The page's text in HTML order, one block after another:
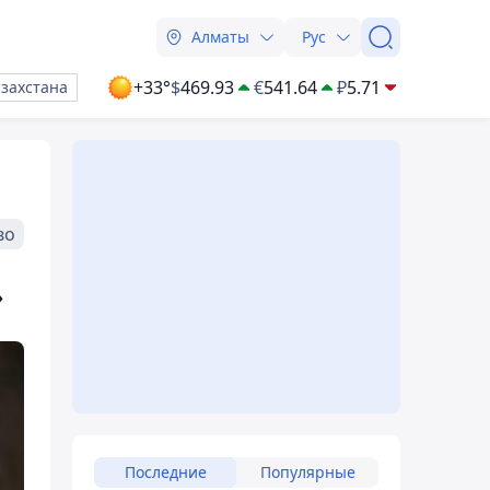
Алматы Рус
+33°$469.93 €541.64 ₽5.71
Последние Популярные